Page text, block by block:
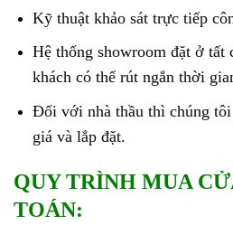
Kỹ thuật khảo sát trực tiếp
Hệ thống showroom đặt ở tất
khách có thể rút ngắn thời
Đối với nhà thầu thì chúng
giá và lắp đặt.
QUY TRÌNH MUA
TOÁN: